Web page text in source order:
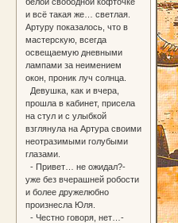
и всё такая же… светлая.
Артуру показалось, что в
мастерскую, всегда
освещаемую дневными
лампами за неимением
окон, проник луч солнца.
Девушка, как и вчера,
прошла в кабинет, присела
на стул и с улыбкой
взглянула на Артура своими
неотразимыми голубыми
глазами.
- Привет… не ожидал?-
уже без вчерашней робости
и более дружелюбно
произнесла Юля.
- Честно говоря, нет…-